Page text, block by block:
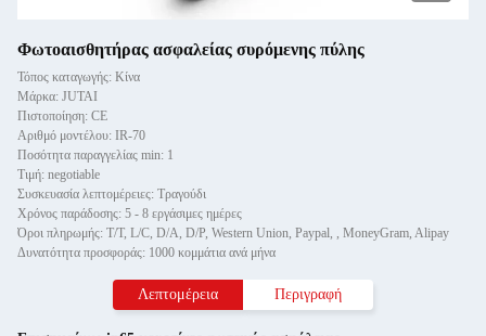
Φωτοαισθητήρας ασφαλείας συρόμενης πύλης
Τόπος καταγωγής: Κίνα
Μάρκα: JUTAI
Πιστοποίηση: CE
Αριθμό μοντέλου: IR-70
Ποσότητα παραγγελίας min: 1
Τιμή: negotiable
Συσκευασία λεπτομέρειες: Τραγούδι
Χρόνος παράδοσης: 5 - 8 εργάσιμες ημέρες
Όροι πληρωμής: T/T, L/C, D/A, D/P, Western Union, Paypal, , MoneyGram, Alipay
Δυνατότητα προσφοράς: 1000 κομμάτια ανά μήνα
Λεπτομέρεια Περιγραφή